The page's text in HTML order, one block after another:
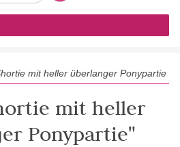
mit heller überlanger Ponypartie
mit heller
Ponypartie"